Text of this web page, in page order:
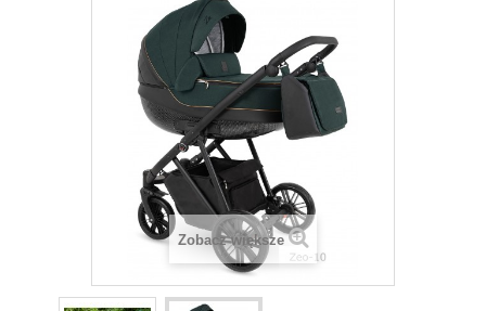
Zobacz większe